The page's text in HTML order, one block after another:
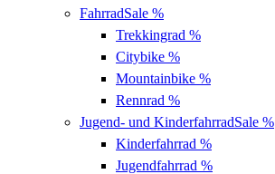
FahrradSale %
Trekkingrad %
Citybike %
Mountainbike %
Rennrad %
Jugend- und KinderfahrradSale %
Kinderfahrrad %
Jugendfahrrad %